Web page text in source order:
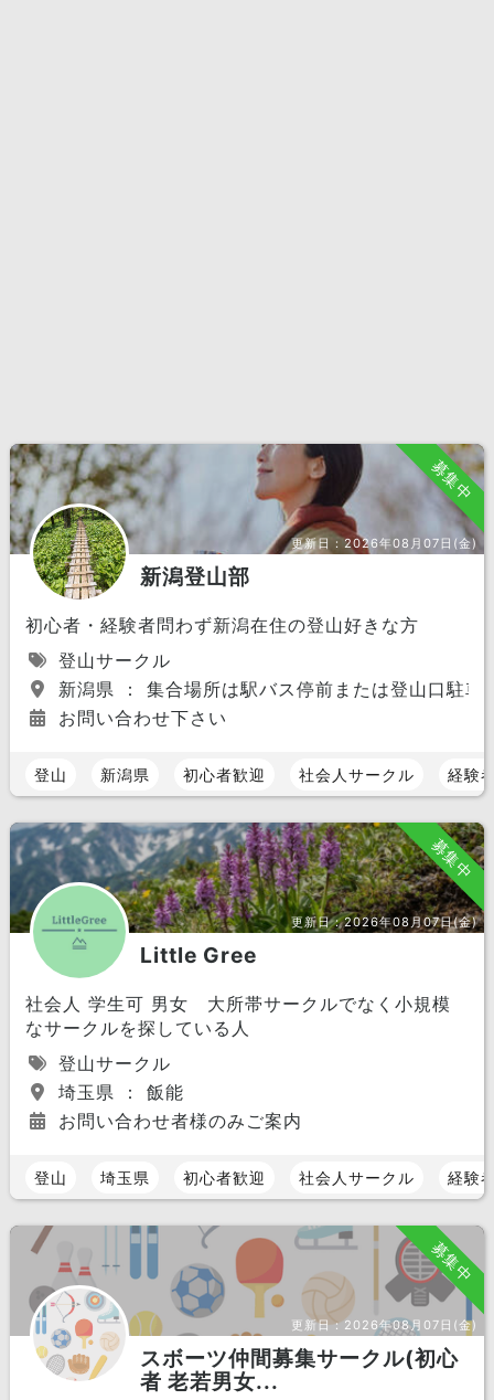
募集中
更新日：2026年08月07日(金)
新潟登山部
初心者・経験者問わず新潟在住の登山好きな方
登山サークル
新潟県 ： 集合場所は駅バス停前または登山口駐車
お問い合わせ下さい
登山 新潟県 初心者歓迎 社会人サークル 経験
募集中
更新日：2026年08月07日(金)
Little Gree
社会人 学生可 男女 大所帯サークルでなく小規模
なサークルを探している人
登山サークル
埼玉県 ： 飯能
お問い合わせ者様のみご案内
登山 埼玉県 初心者歓迎 社会人サークル 経験
募集中
更新日：2026年08月07日(金)
スボーツ仲間募集サークル(初心
者 老若男女...